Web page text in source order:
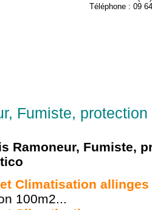
Téléphone : 09
Fumiste,
Ramoneur, Fumiste,
Climatisation allinges
100m2...